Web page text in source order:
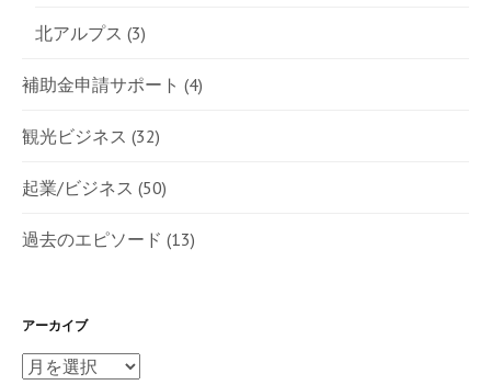
北アルプス (3)
補助金申請サポート (4)
観光ビジネス (32)
起業/ビジネス (50)
過去のエピソード (13)
アーカイブ
ア